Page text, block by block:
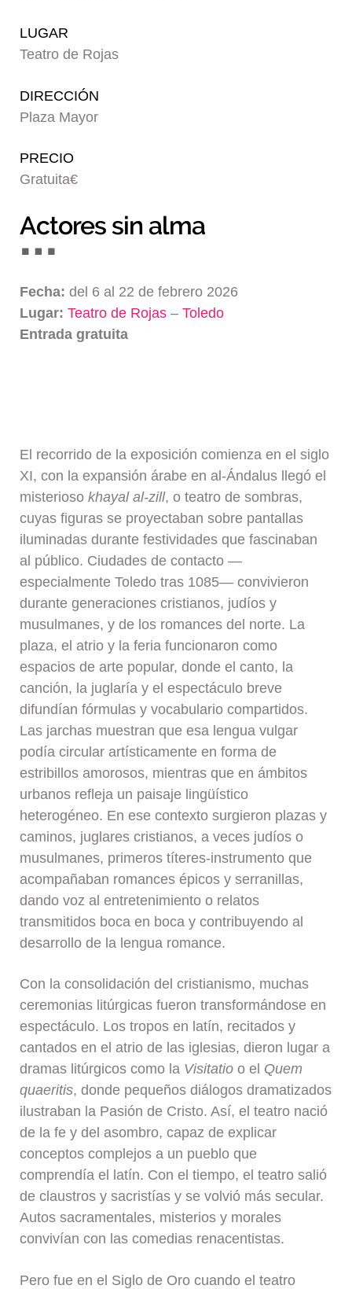
LUGAR
Teatro de Rojas
DIRECCIÓN
Plaza Mayor
PRECIO
Gratuita€
Actores sin alma
Fecha: del 6 al 22 de febrero 2026
Lugar: Teatro de Rojas–Toledo
Entrada gratuita
El recorrido de la exposición comienza en el siglo
XI, con la expansión árabe en al-Ándalus llegó el
misteriosokhayal al-zill, o teatro de sombras,
cuyas figuras se proyectaban sobre pantallas
iluminadas durante festividades que fascinaban
al público. Ciudades de contacto —
especialmente Toledo tras 1085— convivieron
durante generaciones cristianos, judíos y
musulmanes, y de los romances del norte. La
plaza, el atrio y la feria funcionaron como
espacios de arte popular, donde el canto, la
canción, la juglaría y el espectáculo breve
difundían fórmulas y vocabulario compartidos.
Las jarchas muestran que esa lengua vulgar
podía circular artísticamente en forma de
estribillos amorosos, mientras que en ámbitos
urbanos refleja un paisaje lingüístico
heterogéneo. En ese contexto surgieron plazas y
caminos, juglares cristianos, a veces judíos o
musulmanes, primeros títeres-instrumento que
acompañaban romances épicos y serranillas,
dando voz al entretenimiento o relatos
transmitidos boca en boca y contribuyendo al
desarrollo de la lengua romance.
Con la consolidación del cristianismo, muchas
ceremonias litúrgicas fueron transformándose en
espectáculo. Los tropos en latín, recitados y
cantados en el atrio de las iglesias, dieron lugar a
dramas litúrgicos como la Visitatio o el Quem
quaeritis, donde pequeños diálogos dramatizados
ilustraban la Pasión de Cristo. Así, el teatro nació
de la fe y del asombro, capaz de explicar
conceptos complejos a un pueblo que
comprendía el latín. Con el tiempo, el teatro salió
de claustros y sacristías y se volvió más secular.
Autos sacramentales, misterios y morales
convivían con las comedias renacentistas.
Pero fue en el Siglo de Oro cuando el teatro